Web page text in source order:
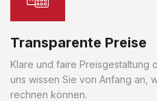
Transparente Preise
Klare und faire Preisgestaltung
uns wissen Sie von Anfang an,
rechnen können.